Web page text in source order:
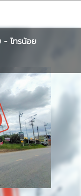
- ไทรน้อย